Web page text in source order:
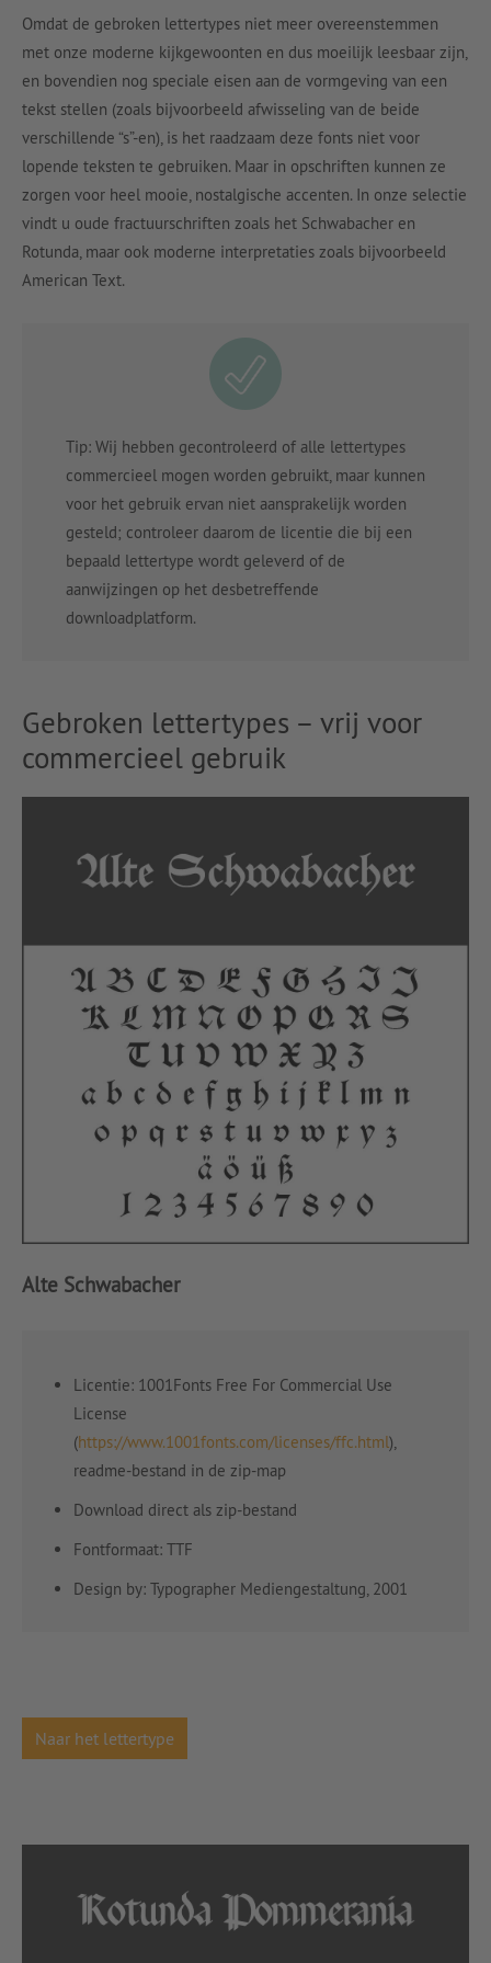
Omdat de gebroken lettertypes niet meer overeenstemmen
met onze moderne kijkgewoonten en dus moeilijk leesbaar zijn,
en bovendien nog speciale eisen aan de vormgeving van een
tekst stellen (zoals bijvoorbeeld afwisseling van de beide
verschillende “s”-en), is het raadzaam deze fonts niet voor
lopende teksten te gebruiken. Maar in opschriften kunnen ze
zorgen voor heel mooie, nostalgische accenten. In onze selectie
vindt u oude fractuurschriften zoals het Schwabacher en
Rotunda, maar ook moderne interpretaties zoals bijvoorbeeld
American Text.
Tip: Wij hebben gecontroleerd of alle lettertypes
commercieel mogen worden gebruikt, maar kunnen
voor het gebruik ervan niet aansprakelijk worden
gesteld; controleer daarom de licentie die bij een
bepaald lettertype wordt geleverd of de
aanwijzingen op het desbetreffende
downloadplatform.
Gebroken lettertypes – vrij voor
commercieel gebruik
Alte Schwabacher
Licentie: 1001Fonts Free For Commercial Use
License
(https://www.1001fonts.com/licenses/ffc.html),
readme-bestand in de zip-map
Download direct als zip-bestand
Fontformaat: TTF
Design by: Typographer Mediengestaltung, 2001
Naar het lettertype